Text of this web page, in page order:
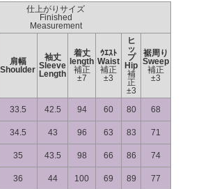
仕上がりサイズ
Finished
Measurement
肩幅
Shoulder
袖丈
Sleeve
Length
着丈
length
補正
±7
ｳｴｽﾄ
Waist
補正
±3
ヒ
ッ
プ
Hip
補
正
±3
裾周り
Sweep
補正
±3
33.5 42.5 94 60 80
68
34.5 43 96 63 83
71
35 43.5 98 66 86
74
36 44 100 69 89
77